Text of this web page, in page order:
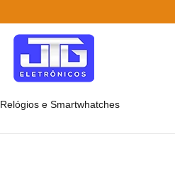
Relógios e Smartwhatches